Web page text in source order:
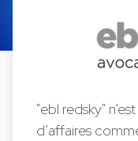
"ebl redsky"
d’affaires